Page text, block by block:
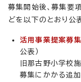
募集開始後、募集要
どを以下のとおり公
活用事業提案募
公表）
旧那古野小学校
募集にかかる追加